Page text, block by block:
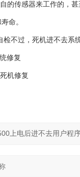
的传感器来工作的，
命。
检不过，死机进不去系
修复
机修复